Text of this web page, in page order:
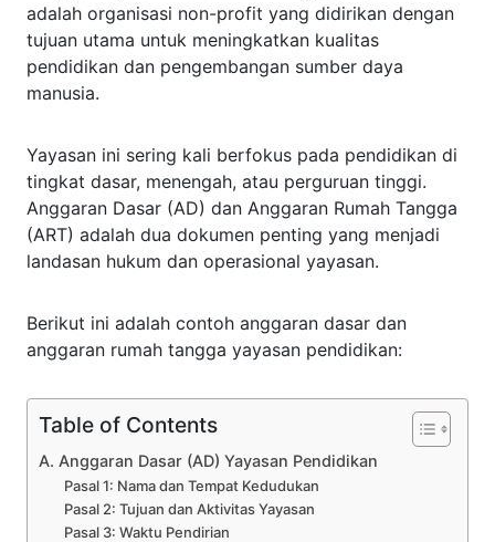
adalah organisasi non-profit yang didirikan dengan
tujuan utama untuk meningkatkan kualitas
pendidikan dan pengembangan sumber daya
manusia.
Yayasan ini sering kali berfokus pada pendidikan di
tingkat dasar, menengah, atau perguruan tinggi.
Anggaran Dasar (AD) dan Anggaran Rumah Tangga
(ART) adalah dua dokumen penting yang menjadi
landasan hukum dan operasional yayasan.
Berikut ini adalah contoh anggaran dasar dan
anggaran rumah tangga yayasan pendidikan:
Table of Contents
A. Anggaran Dasar (AD) Yayasan Pendidikan
Pasal 1: Nama dan Tempat Kedudukan
Pasal 2: Tujuan dan Aktivitas Yayasan
Pasal 3: Waktu Pendirian